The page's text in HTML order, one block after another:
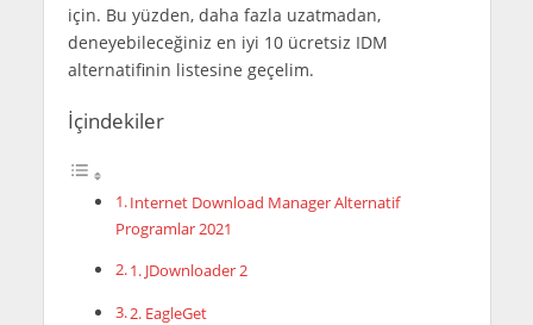
için. Bu yüzden, daha fazla uzatmadan,
deneyebileceğiniz en iyi 10 ücretsiz IDM
alternatifinin listesine geçelim.
İçindekiler
Internet Download Manager Alternatif
Programlar 2021
1. JDownloader 2
2. EagleGet